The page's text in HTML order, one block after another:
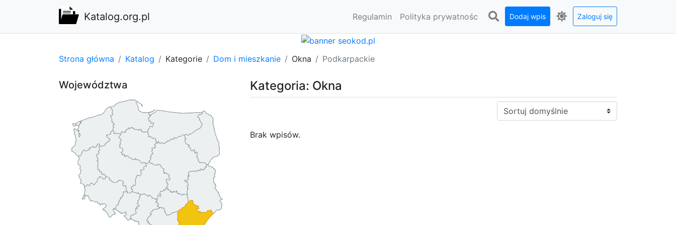
Katalog.org.pl Regulamin Polityka prywatnośc Dodaj wpis Zaloguj się
Strona główna Katalog Kategorie Dom i mieszkanie Okna Podkarpackie
Kategoria: Okna
Sortuj:
Brak wpisów.
Województwa